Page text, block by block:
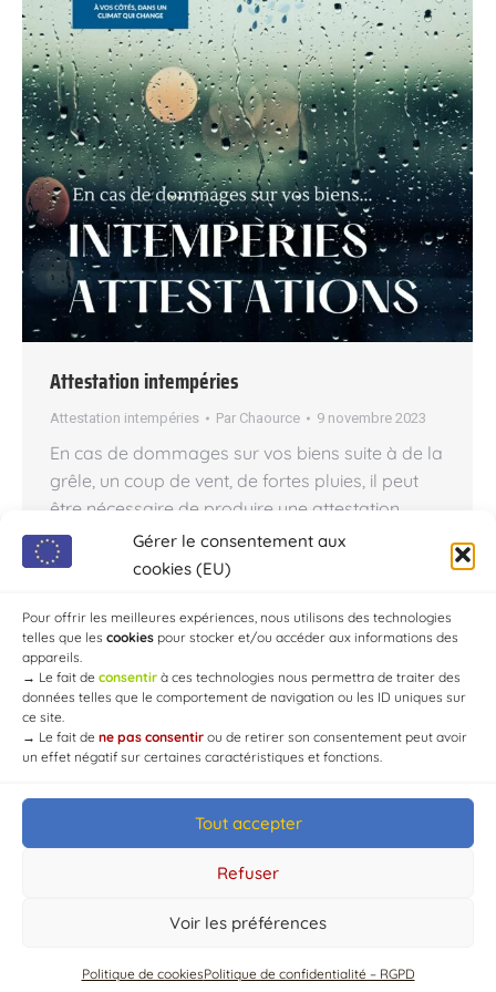
Gérer le consentement aux
cookies (EU)
Pour offrir les meilleures expériences, nous utilisons des technologies
telles que les cookies pour stocker et/ou accéder aux informations des
appareils.
→ Le fait de consentir à ces technologies nous permettra de traiter des
données telles que le comportement de navigation ou les ID uniques sur
ce site.
→ Le fait de ne pas consentir ou de retirer son consentement peut avoir
un effet négatif sur certaines caractéristiques et fonctions.
Tout accepter
Refuser
Voir les préférences
Politique de cookiesPolitique de confidentialité – RGPD
Attestation intempéries
Attestation intempéries Par Chaource 9 novembre 2023
En cas de dommages sur vos biens suite à de la
grêle, un coup de vent, de fortes pluies, il peut
être nécessaire de produire une attestation
d’intempérie. Seul Météo France est habilité à
délivrer ce type de document. Il est donc inutile
à produire cette…
© Mairie de Chaource [2004-2024] | Tous droits réservés.
Developed byWEB3-DESIGN